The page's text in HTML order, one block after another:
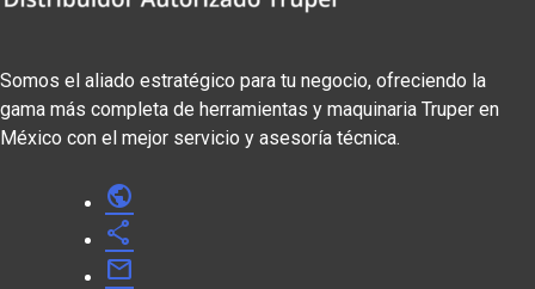
Somos el aliado estratégico para tu negocio, ofreciendo la
gama más completa de herramientas y maquinaria Truper en
México con el mejor servicio y asesoría técnica.
public
share
mail